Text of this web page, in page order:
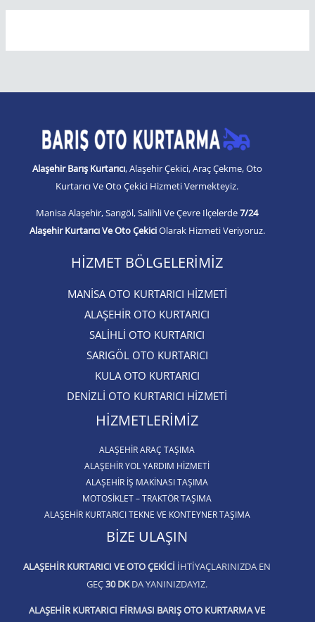
Alaşehir Barış Kurtarıcı, Alaşehir Çekici, Araç Çekme, Oto
Kurtarıcı Ve Oto Çekici Hizmeti Vermekteyiz.
Manisa Alaşehir, Sarıgöl, Salihli Ve Çevre Ilçelerde7/24
Alaşehir Kurtarıcı Ve Oto ÇekiciOlarak Hizmeti Veriyoruz.
HIZMET BÖLGELERIMIZ
MANİSA OTO KURTARICI HİZMETİ
ALAŞEHİR OTO KURTARICI​
SALİHLİ OTO KURTARICI​
SARIGÖL OTO KURTARICI​
KULA OTO KURTARICI​
DENİZLİ OTO KURTARICI HİZMETİ
HIZMETLERIMIZ
ALAŞEHIR ARAÇ TAŞIMA
ALAŞEHİR YOL YARDIM HİZMETİ
ALAŞEHIR İŞ MAKINASI TAŞIMA
MOTOSIKLET – TRAKTÖR TAŞIMA
ALAŞEHIR KURTARICI TEKNE VE KONTEYNER TAŞIMA
BIZE ULAŞIN
ALAŞEHIR KURTARICI VE OTO ÇEKICI IHTIYAÇLARINIZDA EN
GEÇ30 DKDA YANINIZDAYIZ.
ALAŞEHIR KURTARICI FIRMASI BARIŞ OTO KURTARMA VE